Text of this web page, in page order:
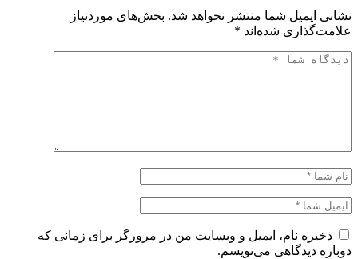
نشانی ایمیل شما منتشر نخواهد شد. بخش‌های موردنیاز
علامت‌گذاری شده‌اند *
ذخیره نام، ایمیل و وبسایت من در مرورگر برای زمانی که
دوباره دیدگاهی می‌نویسم.